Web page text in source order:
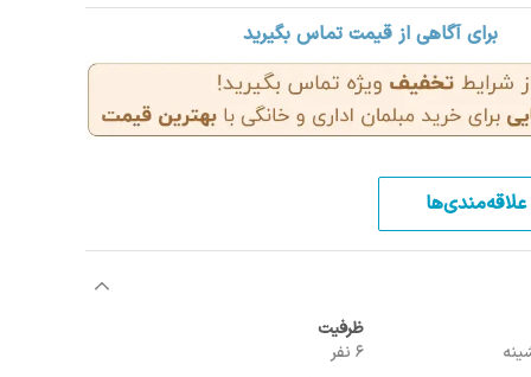
برای آگاهی از قیمت تماس بگیرید
ظرفیت
6 نفر